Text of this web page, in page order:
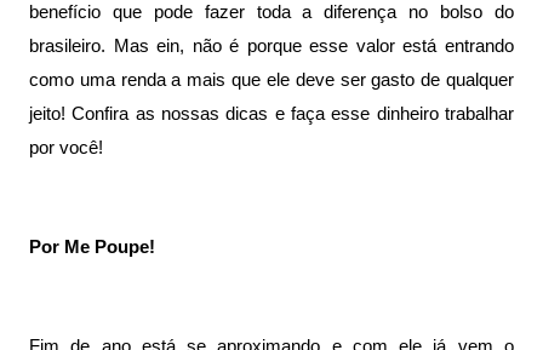
benefício que pode fazer toda a diferença no bolso do
brasileiro. Mas ein, não é porque esse valor está entrando
como uma renda a mais que ele deve ser gasto de qualquer
jeito! Confira as nossas dicas e faça esse dinheiro trabalhar
por você!
Por Me Poupe!